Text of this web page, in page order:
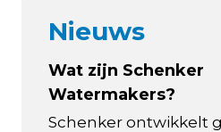
Nieuws
Wat zijn Schenker
Watermakers?
Schenker ontwikkelt